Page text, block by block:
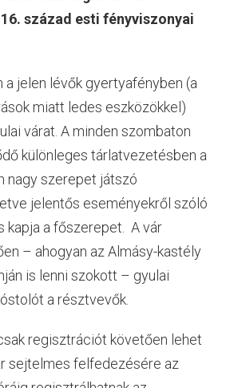
század esti fényviszonyai
a jelen lévők gyertyafényben (a
miatt ledes eszközökkel)
várat. A minden szombaton
különleges tárlatvezetésben a
nagy szerepet játszó
jelentős eseményekről szóló
kapja a főszerepet. A vár
– ahogyan az Almásy-kastély
is lenni szokott – gyulai
a résztvevők.
regisztrációt követően lehet
sejtelmes felfedezésére az